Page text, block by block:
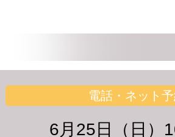
電話・ネット
6月25日（日）